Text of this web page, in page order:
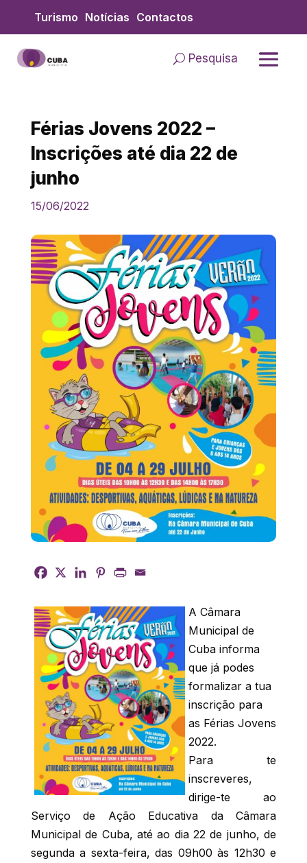
content
Turismo Notícias Contactos
Pesquisa
Férias Jovens 2022 –
Inscrições até dia 22 de
junho
15/06/2022
A Câmara
Municipal de
Cuba informa
que já podes
formalizar a tua
inscrição para
as Férias Jovens
2022.
Para te
inscreveres,
dirige-te ao
Serviço de Ação Educativa da Câmara
Municipal de Cuba, até ao dia 22 de junho, de
segunda a sexta-feira, das 09h00 às 12h30 e